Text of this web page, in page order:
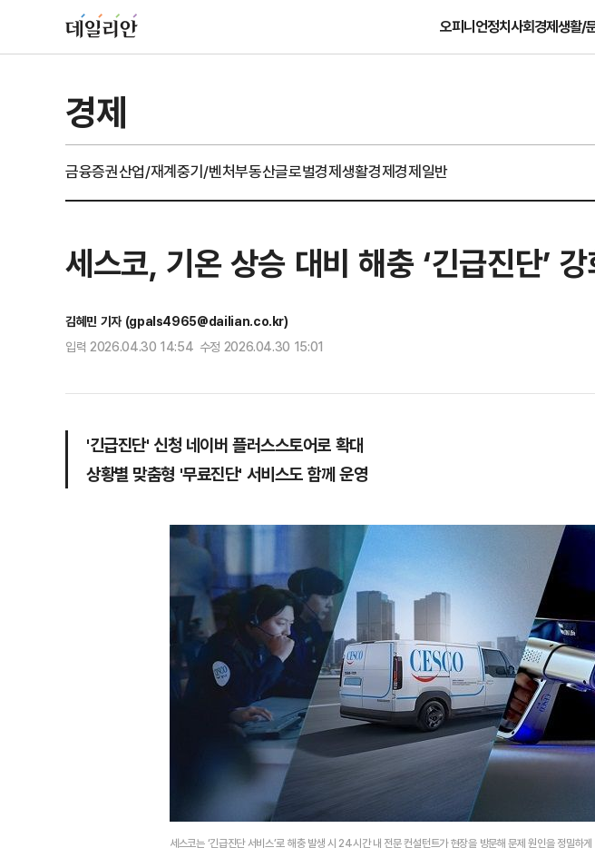
오피니언정치사회경제생활/
경제
금융증권산업/재계중기/벤처부동산글로벌경제생활경제경제일반
세스코, 기온 상승 대비 해충 ‘긴급진단’
김혜민 기자 (gpals4965@dailian.co.kr)
입력 2026.04.30 14:54 수정 2026.04.30 15:01
'긴급진단' 신청 네이버 플러스스토어로 확대
상황별 맞춤형 '무료진단' 서비스도 함께 운영
세스코는 ‘긴급진단 서비스’로 해충 발생 시 24시간 내 전문 컨설턴트가 현장을 방문해 문제 원인을 정밀하